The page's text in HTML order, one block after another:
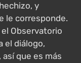
y
le corresponde.
Observatorio
el diálogo,
que es más